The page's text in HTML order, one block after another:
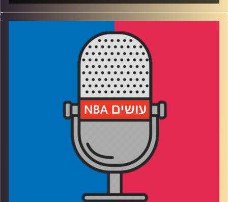
פודקאסט האן.בי.איי עם ערן סורוקה, שרון דוידוביץ', משה
דוידוביץ' ועידן לוצקי, בשיתוף קול האוניברסיטה.
רבע 1: המסע מצפון השרון לצפון קרוליינה, והקשר בין בית
השקעות לקבוצת כדורסל
רבע 2: איך מתכוננים לדראפט, ולמה דני וולף ובן שרף כל כך
רבע 3: מפלוס-מינוס עד 29 מפרקים: מה אנליסט רואה
רבע 4: מסר למי שמאשימ/ה את האנליסטים, ומסר למי
ביום שישי – פרק חדש עם הדרמות של סיום הסיבוב הראשון
עידן לוצקי